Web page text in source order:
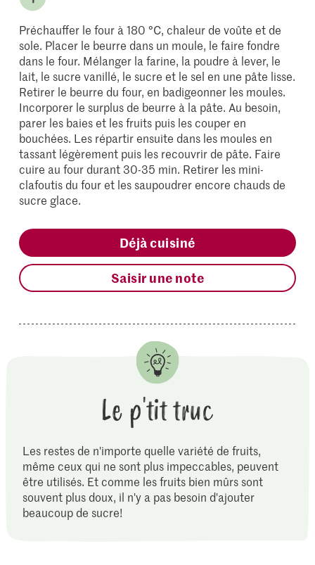
Préchauffer le four à 180 °C, chaleur de voûte et de
sole. Placer le beurre dans un moule, le faire fondre
dans le four. Mélanger la farine, la poudre à lever, le
lait, le sucre vanillé, le sucre et le sel en une pâte lisse.
Retirer le beurre du four, en badigeonner les moules.
Incorporer le surplus de beurre à la pâte. Au besoin,
parer les baies et les fruits puis les couper en
bouchées. Les répartir ensuite dans les moules en
tassant légèrement puis les recouvrir de pâte. Faire
cuire au four durant 30-35 min. Retirer les mini-
clafoutis du four et les saupoudrer encore chauds de
sucre glace.
Déjà cuisiné
Saisir une note
Le p'tit truc
Les restes de n'importe quelle variété de fruits,
même ceux qui ne sont plus impeccables, peuvent
être utilisés. Et comme les fruits bien mûrs sont
souvent plus doux, il n'y a pas besoin d'ajouter
beaucoup de sucre!